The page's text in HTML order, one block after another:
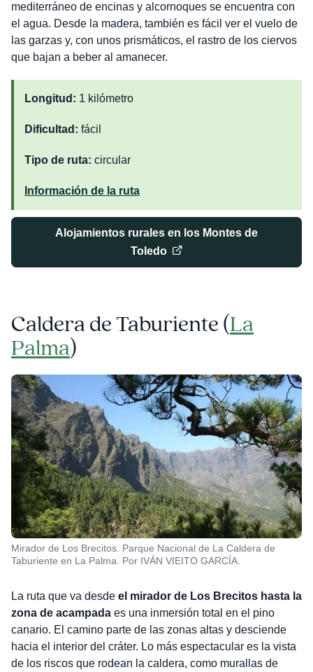
mediterráneo de encinas y alcornoques se encuentra con
el agua. Desde la madera, también es fácil ver el vuelo de
las garzas y, con unos prismáticos, el rastro de los ciervos
que bajan a beber al amanecer.
Longitud: 1 kilómetro
Dificultad: fácil
Tipo de ruta: circular
Información de la ruta
Alojamientos rurales en los Montes de
Toledo
Caldera de Taburiente (La
Palma)
Mirador de Los Brecitos. Parque Nacional de La Caldera de
Taburiente en La Palma. Por IVÁN VIEITO GARCÍA.
La ruta que va desde el mirador de Los Brecitos hasta la
zona de acampadaes una inmersión total en el pino
canario. El camino parte de las zonas altas y desciende
hacia el interior del cráter. Lo más espectacular es la vista
de los riscos que rodean la caldera, como murallas de